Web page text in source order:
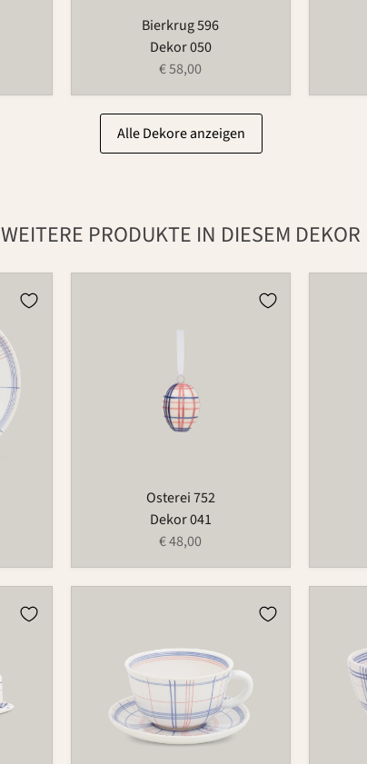
Bierkrug 596
Dekor 050
€ 58,00
Alle Dekore anzeigen
WEITERE PRODUKTE IN DIESEM DEKOR
Osterei 752
Dekor 041
€ 48,00